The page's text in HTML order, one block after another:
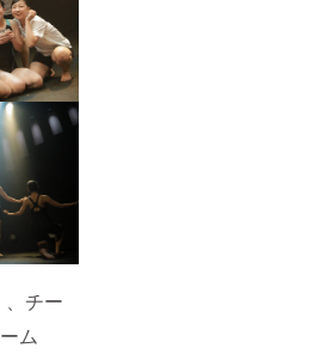
チー
ム